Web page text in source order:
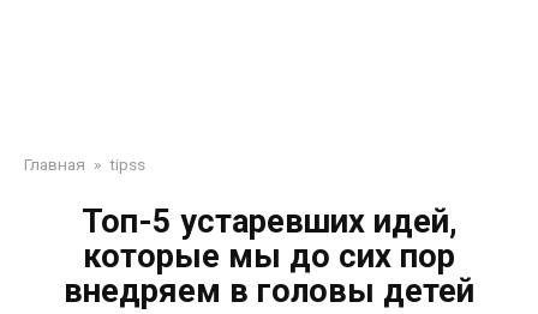
Главная » tipss
Топ-5 устаревших идей,
которые мы до сих пор
внедряем в головы детей